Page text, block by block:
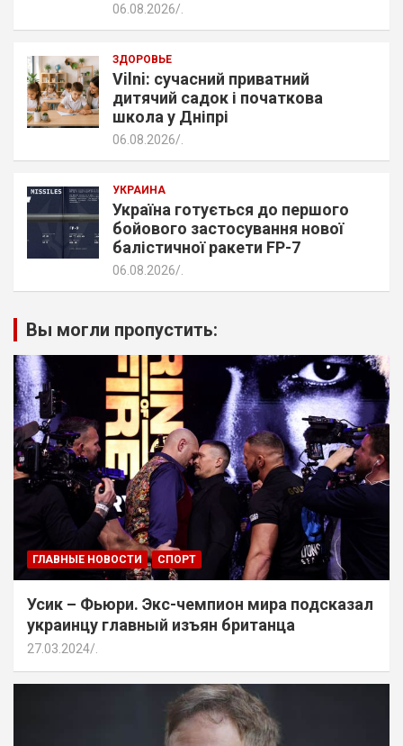
06.08.2026
ЗДОРОВЬЕ
Vilni: сучасний приватний
дитячий садок і початкова
школа у Дніпрі
06.08.2026
УКРАИНА
Україна готується до першого
бойового застосування нової
балістичної ракети FP-7
06.08.2026
Вы могли пропустить:
ГЛАВНЫЕ НОВОСТИ СПОРТ
Усик – Фьюри. Экс-чемпион мира подсказал
украинцу главный изъян британца
27.03.2024 .